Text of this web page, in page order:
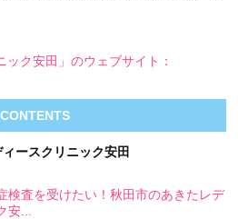
ック安田」のウェブサイト：
CONTENTS
ースクリニック安田
検査を受けたい！秋田市のあきたレデ
安...